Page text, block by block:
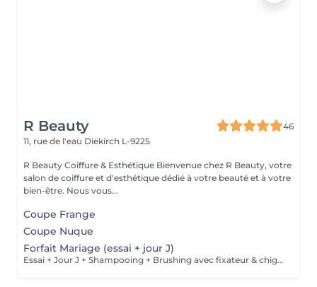
R Beauty
46
11, rue de l'eau Diekirch L-9225
R Beauty Coiffure & Esthétique Bienvenue chez R Beauty, votre
salon de coiffure et d'esthétique dédié à votre beauté et à votre
bien-être. Nous vous...
Coupe Frange
Coupe Nuque
Forfait Mariage (essai + jour J)
Essai + Jour J + Shampooing + Brushing avec fixateur & chignon Maquillage inclus